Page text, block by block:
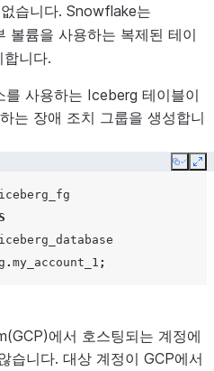
습니다. Snowflake는
볼륨을 사용하는 복제된 테이
니다.
사용하는 Iceberg 테이블이
는 장애 조치 그룹을 생성합니
Copy
. my_account_1 ;
에서 호스팅되는 계정에
습니다. 대상 계정이 GCP에서